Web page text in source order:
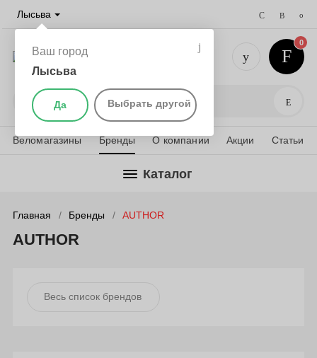
Лысьва
Ваш город
Лысьва
Да Выбрать другой Поиск
+7 (901)
0
Веломагазины Бренды О компании Акции Статьи
Каталог
Главная Бренды AUTHOR
AUTHOR
Весь список брендов